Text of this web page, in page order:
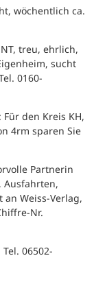
wöchentlich ca.
treu, ehrlich,
sucht
0160-
den Kreis KH,
4rm sparen Sie
Partnerin
Ausfahrten,
Weiss-Verlag,
Nr.
06502-